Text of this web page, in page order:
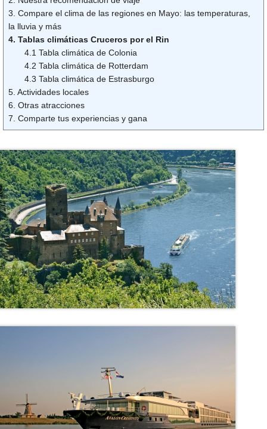
3. Compare el clima de las regiones en Mayo: las temperaturas,
la lluvia y más
4. Tablas climáticas Cruceros por el Rin
4.1 Tabla climática de Colonia
4.2 Tabla climática de Rotterdam
4.3 Tabla climática de Estrasburgo
5. Actividades locales
6. Otras atracciones
7. Comparte tus experiencias y gana